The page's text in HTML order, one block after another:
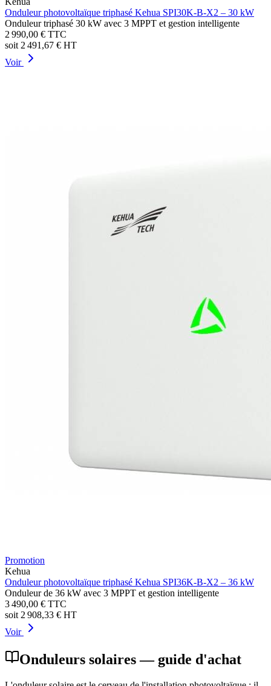
Onduleur photovoltaïque triphasé Kehua SPI30K-B-X2 – 30 kW
Onduleur triphasé 30 kW avec 3 MPPT et gestion intelligente
2 990,00 € TTC
soit 2 491,67 € HT
Voir
Promotion
Kehua
Onduleur photovoltaïque triphasé Kehua SPI36K-B-X2 – 36 kW
Onduleur de 36 kW avec 3 MPPT et gestion intelligente
3 490,00 € TTC
soit 2 908,33 € HT
Voir
Onduleurs solaires— guide d'achat